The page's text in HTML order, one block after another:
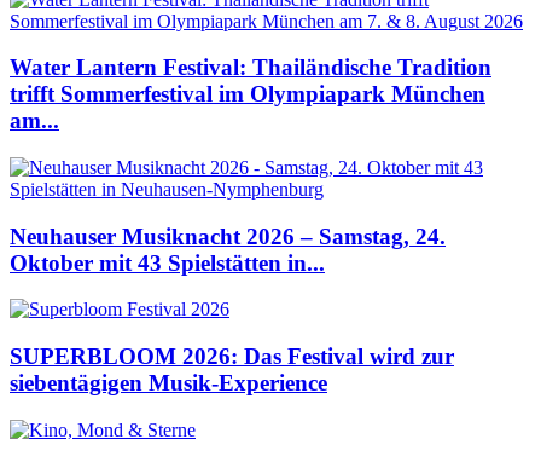
Water Lantern Festival: Thailändische Tradition
trifft Sommerfestival im Olympiapark München
am...
Neuhauser Musiknacht 2026 – Samstag, 24.
Oktober mit 43 Spielstätten in...
SUPERBLOOM 2026: Das Festival wird zur
siebentägigen Musik-Experience